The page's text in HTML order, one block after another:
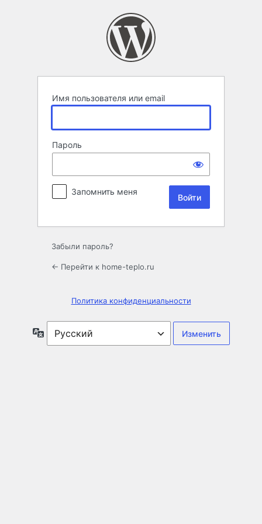
Имя пользователя или email
Пароль
Запомнить меня
Забыли пароль?
← Перейти к home-teplo.ru
Политика конфиденциальности
Язык